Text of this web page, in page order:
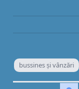
bussines și vânzări